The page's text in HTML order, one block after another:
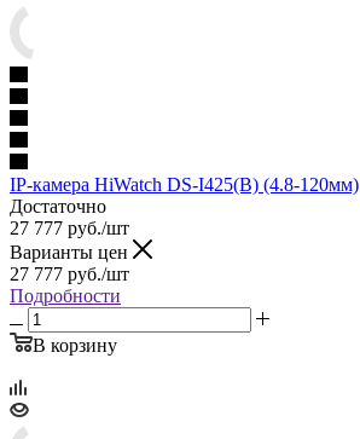
IP-камера HiWatch DS-I425(B) (4.8-120мм)
Достаточно
27 777 руб./шт
Варианты цен
27 777 руб./шт
Подробности
В корзину